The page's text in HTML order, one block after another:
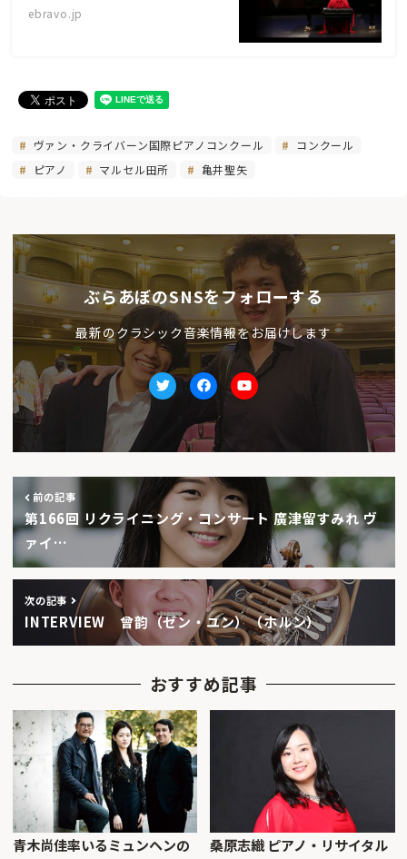
ebravo.jp
ヴァン・クライバーン国際ピアノコンクール
コンクール
ピアノ
マルセル田所 亀井聖矢
ぶらあぼのSNSをフォローする
最新のクラシック音楽情報をお届けします
TwitterfacebookYoutube
前の記事
第166回 リクライニング・コンサート 廣津留すみれ ヴ
ァイ…
次の記事
INTERVIEW 曾韵（ゼン・ユン）（ホルン）
おすすめ記事
青木尚佳率いるミュンヘンの
桑原志織 ピアノ・リサイタル